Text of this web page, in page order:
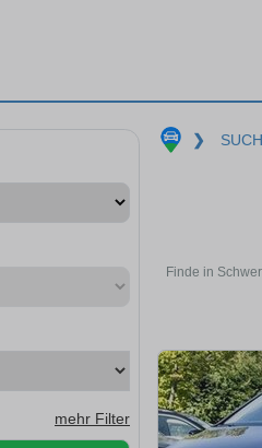
mehr Filter
❯
Finde in